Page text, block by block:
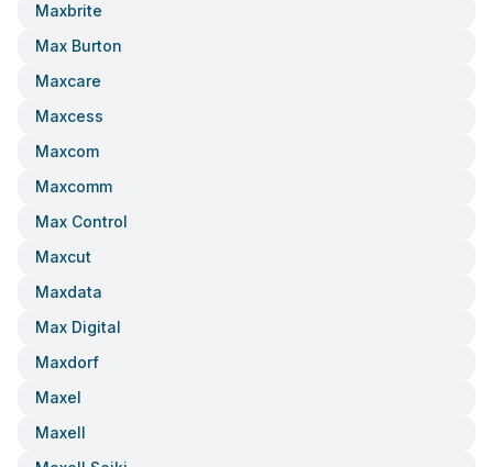
Maxbrite
Max Burton
Maxcare
Maxcess
Maxcom
Maxcomm
Max Control
Maxcut
Maxdata
Max Digital
Maxdorf
Maxel
Maxell